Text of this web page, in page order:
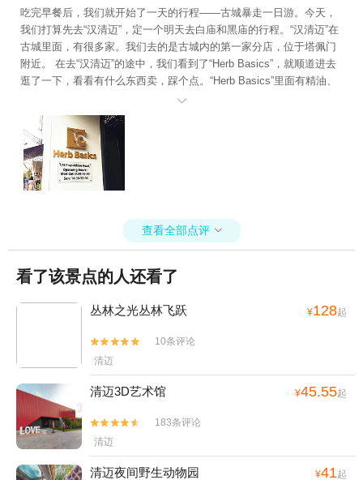
吃完早餐后，我们就开始了一天的行程——古城暴走一日游。今天，
我们打算先去“汉清迈”，定一个明天去白庙和黑庙的行程。“汉清迈”在
古城里面，有很多家。我们去的是古城内的第一家分店，位于塔佩门
附近。 在去“汉清迈”的途中，我们看到了“Herb Basics”，就顺道进去
逛了一下，看看有什么东西卖，踩个点。“Herb Basics”里面有精油、
精油皂、香薰、护肤品、泡澡盐等等，很值得带回国送人，因为“Herb
Basics”只在清迈有卖，其他地方都没有，所以也算清迈的特色之一。
我们在“汉清迈”预定了清莱一日游，包括白庙、黑庙和金三角，费用包
括一顿午餐。另外，到金三角后，需要另付乘船费30B/人。我们不知
道这个价格是不是划算，反正没有比对过其他旅行社。订好后，“汉清
迈”给了我们一张清迈古城的中文地图，我们开始漫步清迈古城。

查看全部点评 
看了该景点的人还看了
丛林之光丛林飞跃 ¥128起


10条评论
清迈
清迈3D艺术馆 ¥45.55起


183条评论
清迈
清迈夜间野生动物园 ¥41起